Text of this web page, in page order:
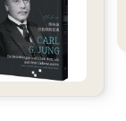
更高的學歷。她
，有朝一日也會